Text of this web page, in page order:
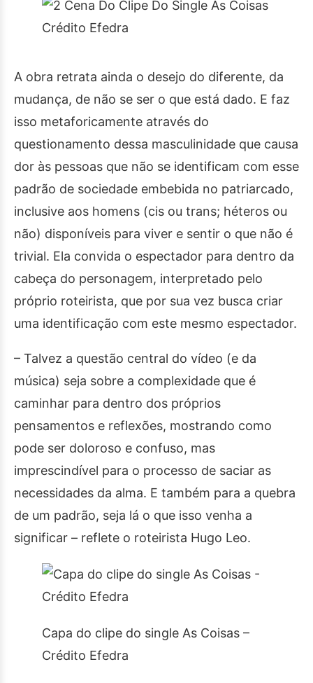
A obra retrata ainda o desejo do diferente, da
mudança, de não se ser o que está dado. E faz
isso metaforicamente através do
questionamento dessa masculinidade que causa
dor às pessoas que não se identificam com esse
padrão de sociedade embebida no patriarcado,
inclusive aos homens (cis ou trans; héteros ou
não) disponíveis para viver e sentir o que não é
trivial. Ela convida o espectador para dentro da
cabeça do personagem, interpretado pelo
próprio roteirista, que por sua vez busca criar
uma identificação com este mesmo espectador.
– Talvez a questão central do vídeo (e da
música) seja sobre a complexidade que é
caminhar para dentro dos próprios
pensamentos e reflexões, mostrando como
pode ser doloroso e confuso, mas
imprescindível para o processo de saciar as
necessidades da alma. E também para a quebra
de um padrão, seja lá o que isso venha a
significar – reflete o roteirista Hugo Leo.
Capa do clipe do single As Coisas –
Crédito Efedra